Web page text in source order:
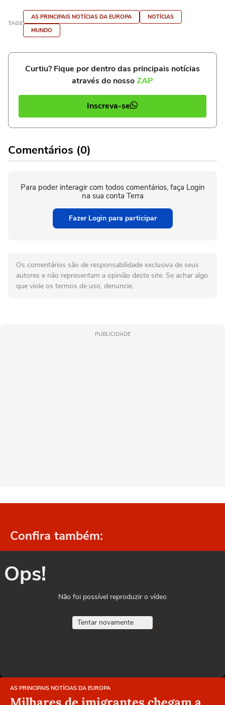
TAGS
AS PRINCIPAIS NOTÍCIAS DA EUROPA
NOTÍCIAS
MUNDO
Curtiu? Fique por dentro das principais notícias
através do nossoZAP
Inscreva-se
Comentários (0)
Para poder interagir com todos comentários, faça Login
na sua conta Terra
Fazer Login para participar
Os comentários são de responsabilidade exclusiva de seus
autores e não representam a opinião deste site. Se achar algo
que viole os termos de uso, denuncie.
PUBLICIDADE
Confira também:
Ops!
Não foi possível reproduzir o vídeo
Tentar novamente
AS PRINCIPAIS NOTÍCIAS DA EUROPA